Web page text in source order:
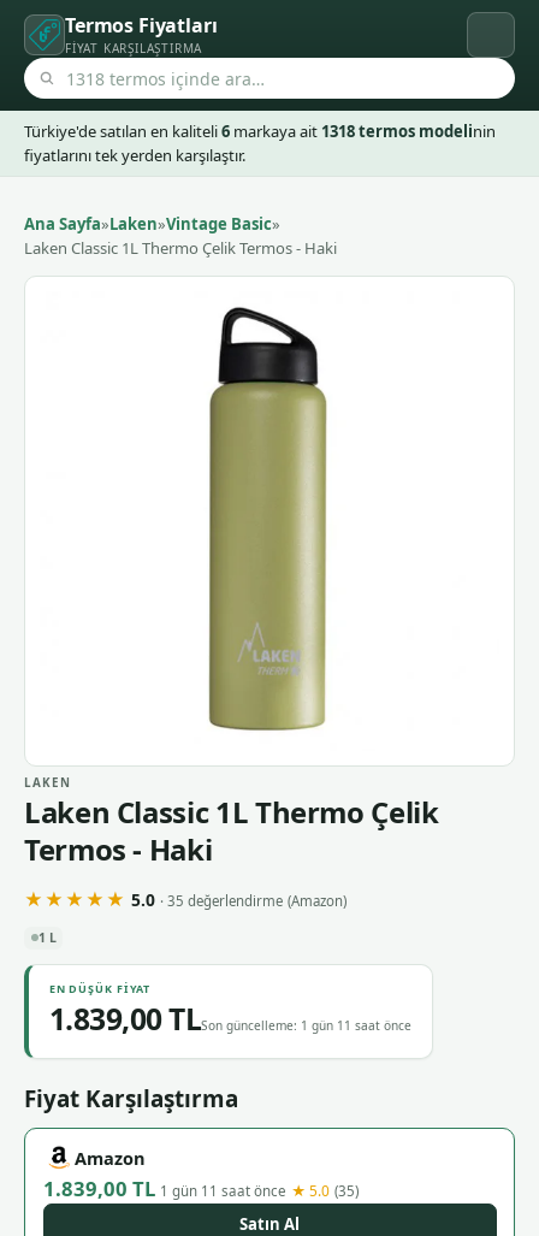
Termos Fiyatları
FIYAT KARŞILAŞTIRMA
Türkiye'de satılan en kaliteli6 markaya ait 1318 termos modelinin
fiyatlarını tek yerden karşılaştır.
Ana Sayfa»Laken»Vintage Basic»
Laken Classic 1L Thermo Çelik Termos - Haki
LAKEN
Laken Classic 1L Thermo Çelik
Termos - Haki
★★★★★ 5.0 · 35 değerlendirme (Amazon)
1 L
EN DÜŞÜK FIYAT
1.839,00 TLSon güncelleme: 1 gün 11 saat önce
Fiyat Karşılaştırma
Amazon
1.839,00 TL 1 gün 11 saat önce ★ 5.0 (35)
Satın Al